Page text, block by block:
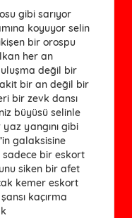
gibi sarıyor
koyuyor selin
bir orospu
her an
değil bir
bir an değil bir
bir zevk dansı
büyüsü selinle
yangını gibi
galaksisine
sadece bir eskort
siken bir afet
kemer eskort
kaçırma